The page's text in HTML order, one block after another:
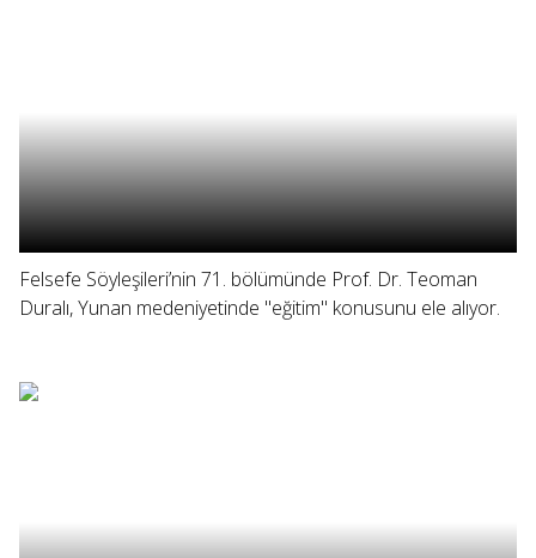
Felsefe Söyleşileri’nin 71. bölümünde Prof. Dr. Teoman
Duralı, Yunan medeniyetinde "eğitim" konusunu ele alıyor.